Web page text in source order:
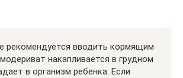
рекомендуется вводить кормящим
накапливается в грудном
в организм ребенка. Если